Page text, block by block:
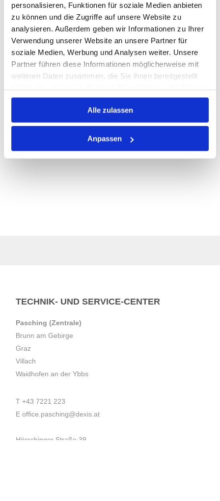
personalisieren, Funktionen für soziale Medien anbieten
zu können und die Zugriffe auf unsere Website zu
analysieren. Außerdem geben wir Informationen zu Ihrer
Verwendung unserer Website an unsere Partner für
soziale Medien, Werbung und Analysen weiter. Unsere
Partner führen diese Informationen möglicherweise mit
weiteren Daten zusammen, die Sie ihnen bereitgestellt
gesammelt haben.
Alle zulassen
Anpassen
PRODUKTBESCHREIBUNG
ALLE SPEZIFIKATIONEN
VARIANTEN
TECHNIK- UND SERVICE-CENTER
Pasching (Zentrale)
Brunn am Gebirge
Graz
Villach
Waidhofen an der Ybbs
T +43 7221 223
E office.pasching@dexis.at
Hörschinger Straße 39